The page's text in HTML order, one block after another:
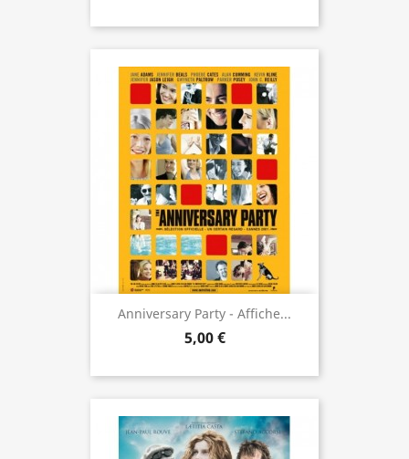
Anniversary Party - Affiche...
5,00 €